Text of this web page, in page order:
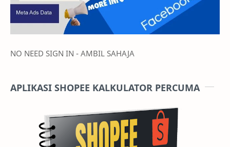
NO NEED SIGN IN - AMBIL SAHAJA
APLIKASI SHOPEE KALKULATOR PERCUMA